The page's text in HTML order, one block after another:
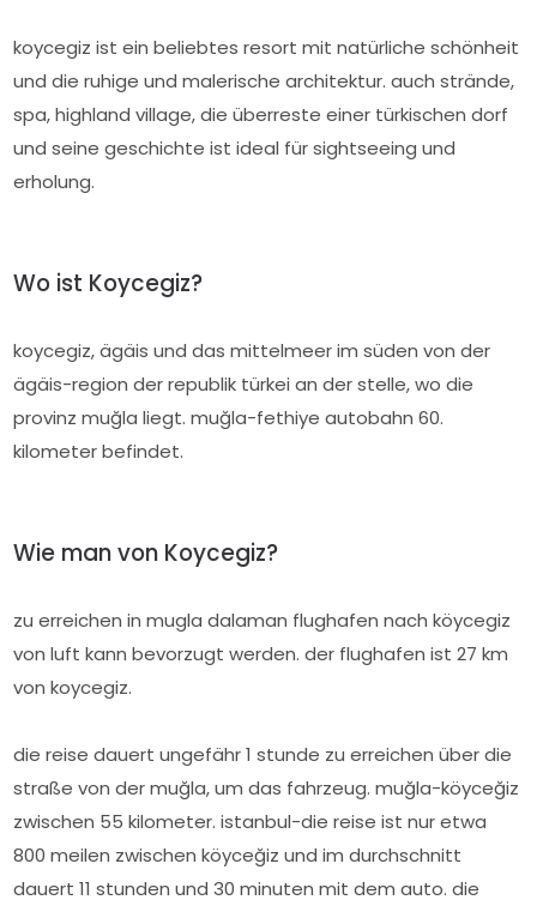
koycegiz ist ein beliebtes resort mit natürliche schönheit
und die ruhige und malerische architektur. auch strände,
spa, highland village, die überreste einer türkischen dorf
und seine geschichte ist ideal für sightseeing und
erholung.
Wo ist Koycegiz?
koycegiz, ägäis und das mittelmeer im süden von der
ägäis-region der republik türkei an der stelle, wo die
provinz muğla liegt. muğla-fethiye autobahn 60.
kilometer befindet.
Wie man von Koycegiz?
zu erreichen in mugla dalaman flughafen nach köycegiz
von luft kann bevorzugt werden. der flughafen ist 27 km
von koycegiz.
die reise dauert ungefähr 1 stunde zu erreichen über die
straße von der muğla, um das fahrzeug. muğla-köyceğiz
zwischen 55 kilometer. istanbul-die reise ist nur etwa
800 meilen zwischen köyceğiz und im durchschnitt
dauert 11 stunden und 30 minuten mit dem auto. die